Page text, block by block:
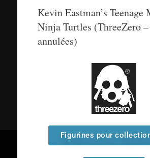
Kevin Eastman’s Teenage
Ninja Turtles (ThreeZero
annulées)
Figurines pour